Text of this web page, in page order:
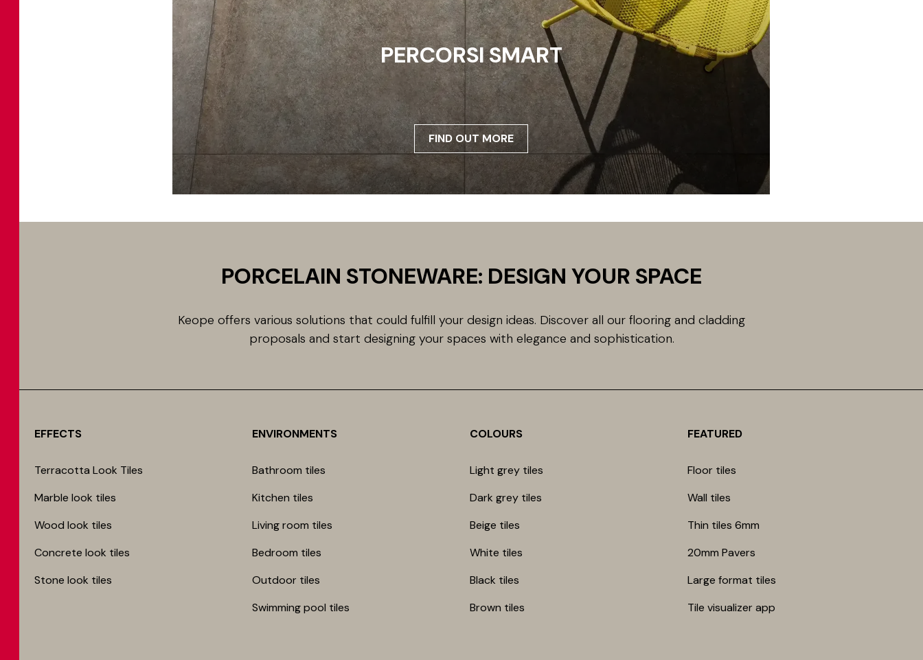
PERCORSI SMART
FIND OUT MORE
PORCELAIN STONEWARE: DESIGN YOUR SPACE
Keope offers various solutions that could fulfill your design ideas. Discover all our flooring and cladding
proposals and start designing your spaces with elegance and sophistication.
EFFECTS
Terracotta Look Tiles
Marble look tiles
Wood look tiles
Concrete look tiles
Stone look tiles
ENVIRONMENTS
Bathroom tiles
Kitchen tiles
Living room tiles
Bedroom tiles
Outdoor tiles
Swimming pool tiles
COLOURS
Light grey tiles
Dark grey tiles
Beige tiles
White tiles
Black tiles
Brown tiles
FEATURED
Floor tiles
Wall tiles
Thin tiles 6mm
20mm Pavers
Large format tiles
Tile visualizer app